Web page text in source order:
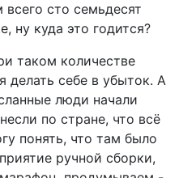
сто семьдесят
ну куда это годится?
таком количестве
делать себе в убыток. А
люди начали
по стране, что всё
понять, что там было
ручной сборки,